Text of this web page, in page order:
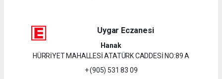
Uygar Eczanesi
Hanak
HÜRRİYET MAHALLESİ ATATÜRK CADDESİ NO:89 A
+ (905) 531 83 09